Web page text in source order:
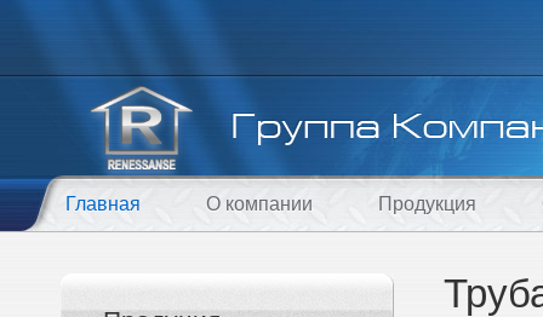
Главная О компании Продукция